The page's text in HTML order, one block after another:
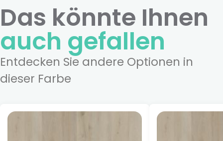
Das könnte Ihnen
auch gefallen
Entdecken Sie andere Optionen in
dieser Farbe